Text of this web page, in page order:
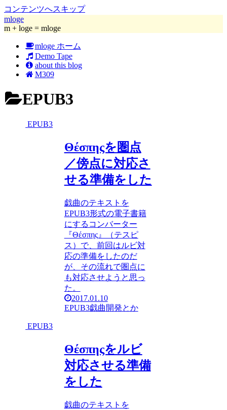
コンテンツへスキップ
mloge
m + loge = mloge
mloge ホーム
Demo Tape
about this blog
M309
EPUB3
EPUB3
Θέσπηςを圏点
／傍点に対応さ
せる準備をした
戯曲のテキストを
EPUB3形式の電子書籍
にするコンバーター
『Θέσπης』（テスピ
ス）で、前回はルビ対
応の準備をしたのだ
が、その流れで圏点に
も対応させようと思っ
た。
2017.01.10
EPUB3戯曲 開発とか
EPUB3
Θέσπηςをルビ
対応させる準備
をした
戯曲のテキストを